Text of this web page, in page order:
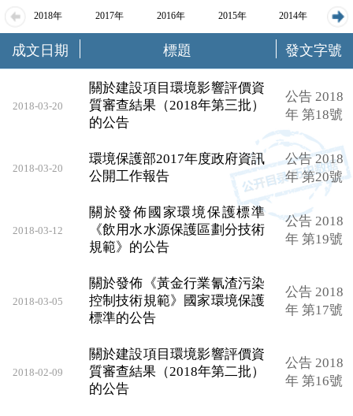
2018年 2017年 2016年 2015年 2014年
成文日期 標題 發文字號
2018-03-20
關於建設項目環境影響評價資
質審查結果（2018年第三批）
的公告
公告 2018
年 第18號
2018-03-20
環境保護部2017年度政府資訊
公開工作報告
公告 2018
年 第20號
2018-03-12
關於發佈國家環境保護標準
《飲用水水源保護區劃分技術
規範》的公告
公告 2018
年 第19號
2018-03-05
關於發佈《黃金行業氰渣污染
控制技術規範》國家環境保護
標準的公告
公告 2018
年 第17號
2018-02-09
關於建設項目環境影響評價資
質審查結果（2018年第二批）
的公告
公告 2018
年 第16號